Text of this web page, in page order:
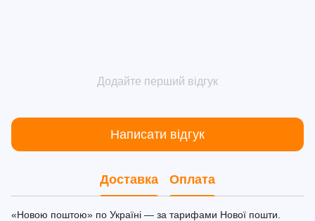
Додайте перший відгук
Написати відгук
Доставка Оплата
«Новою поштою» по Україні — за тарифами Нової пошти.